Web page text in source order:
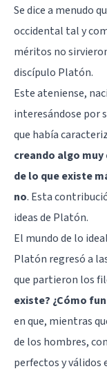
Se dice a menudo
occidental tal y
méritos no
discípulo Platón.
Este ateniense,
interesándose por
que había
creando algo
de lo que existe
no. Esta
ideas de Platón.
El mundo de lo
Platón regresó a
que partieron los
existe? ¿Cómo
en que, mientras
de los hombres,
perfectos y